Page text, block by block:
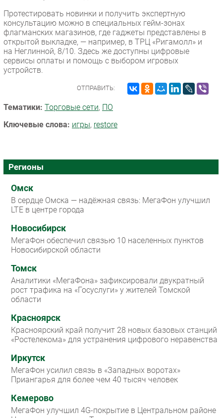
Протестировать новинки и получить экспертную
консультацию можно в специальных гейм-зонах
флагманских магазинов, где гаджеты представлены в
открытой выкладке, — например, в ТРЦ «Ригамолл» и
на Неглинной, 8/10. Здесь же доступны цифровые
сервисы оплаты и помощь с выбором игровых
устройств.
ОТПРАВИТЬ:
Тематики: Торговые сети, ПО
Ключевые слова: игры, restore
Регионы
Омск
В сердце Омска — надёжная связь: МегаФон улучшил
LTE в центре города
Новосибирск
МегаФон обеспечил связью 10 населенных пунктов
Новосибирской области
Томск
Аналитики «МегаФона» зафиксировали двукратный
рост трафика на «Госуслуги» у жителей Томской
области
Красноярск
Красноярский край получит 28 новых базовых станций
«Ростелекома» для устранения цифрового неравенства
Иркутск
МегаФон усилил связь в «Западных воротах»
Приангарья для более чем 40 тысяч человек
Кемерово
МегаФон улучшил 4G-покрытие в Центральном районе